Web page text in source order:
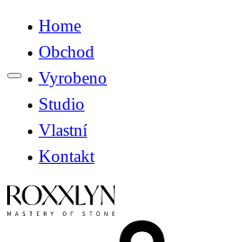
Home
Obchod
Vyrobeno
Studio
Vlastní
Kontakt